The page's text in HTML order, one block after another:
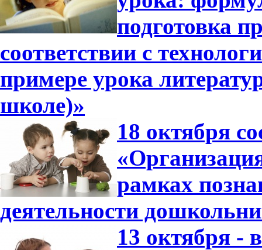
подготовка
соответствии с
примере урока
школе)»
18 октября
рамках
деятельности
13 октября -